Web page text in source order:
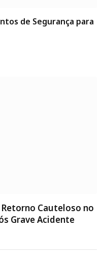
de Segurança para
Cauteloso no
Grave Acidente